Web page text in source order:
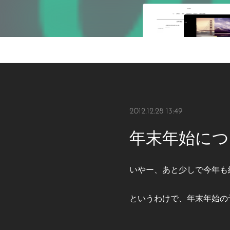
2012.12.28 13:49
年末年始に
いやー、あと少しで今年
というわけで、年末年始